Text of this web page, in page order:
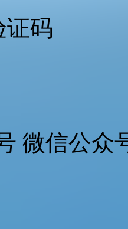
证码
微信公众